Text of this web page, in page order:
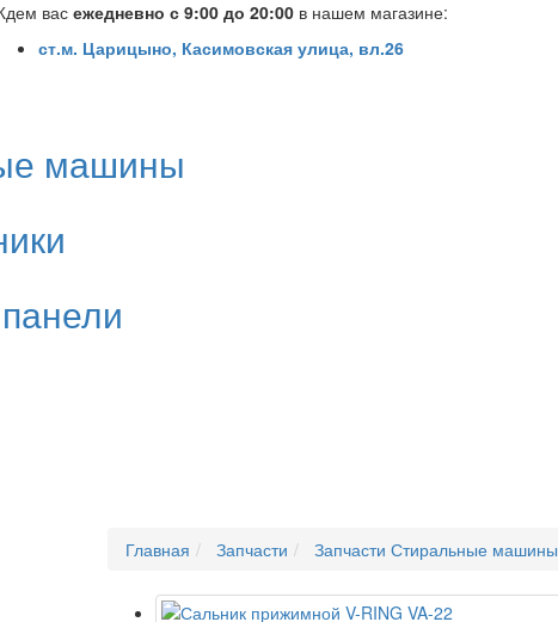
вас ежедневно с 9:00 до 20:00 в нашем магазине:
ст.м. Царицыно, Касимовская улица, вл.26
машины
Главная Запчасти Запчасти Стиральные машины